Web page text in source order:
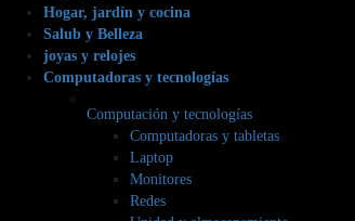
Hogar, jardín y cocina
Salub y Belleza
joyas y relojes
Computadoras y tecnologías
Computación y tecnologías
Computadoras y tabletas
Laptop
Monitores
Redes